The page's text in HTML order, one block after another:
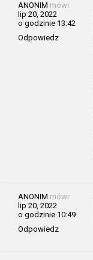
ANONIM mówi:
lip 20, 2022
o godzinie 13:42
Odpowiedz
ANONIM mówi:
lip 20, 2022
o godzinie 10:49
Odpowiedz